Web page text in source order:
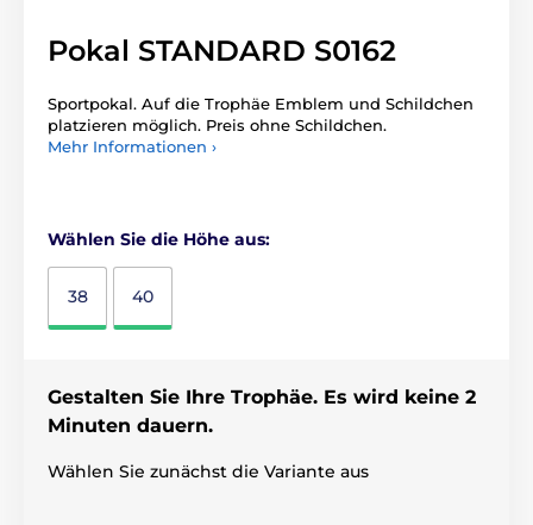
Pokal STANDARD S0162
Sportpokal. Auf die Trophäe Emblem und Schildchen
platzieren möglich. Preis ohne Schildchen.
Mehr Informationen ›
Wählen Sie die Höhe aus:
38 40
Gestalten Sie Ihre Trophäe. Es wird keine 2
Minuten dauern.
Wählen Sie zunächst die Variante aus